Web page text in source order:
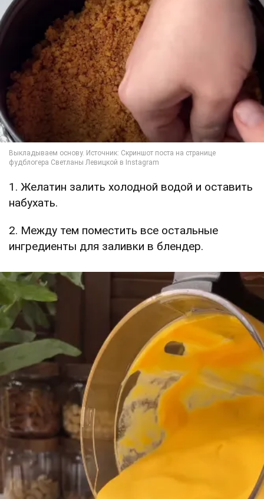
1. Желатин залить холодной водой и оставить
набухать.
2. Между тем поместить все остальные
ингредиенты для заливки в блендер.